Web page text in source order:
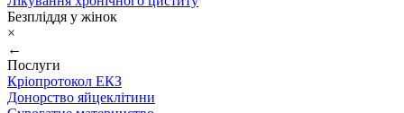
Безпліддя у жінок
×
←
Послуги
Кріопротокол ЕКЗ
Донорство яйцеклітини